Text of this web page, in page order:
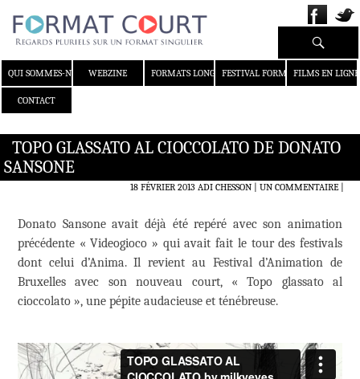
QUI SOMMES-NOUS ?WEBZINE FORMATS LONGS FESTIVAL FORMAT COURT
FILMS EN LIGNE
CONTACT
Recherche
TOPO GLASSATO AL CIOCCOLATO DE DONATO
SANSONE
18 FÉVRIER 2013 ADI CHESSON UN COMMENTAIRE|
Donato Sansone avait déjà été repéré avec son animation
précédente « Videogioco » qui avait fait le tour des festivals
dont celui d’Anima. Il revient au Festival d’Animation de
Bruxelles avec son nouveau court, « Topo glassato al
cioccolato », une pépite audacieuse et ténébreuse.